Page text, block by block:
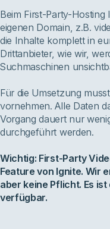
Beim First-Party-Hosting
eigenen Domain, z.B.
die Inhalte komplett in
Drittanbieter, wie wir,
Suchmaschinen
Für die Umsetzung
vornehmen. Alle Daten
Vorgang dauert nur
durchgeführt werden.
Wichtig: First-Party
Feature von Ignite. Wir
aber keine Pflicht. Es
verfügbar.